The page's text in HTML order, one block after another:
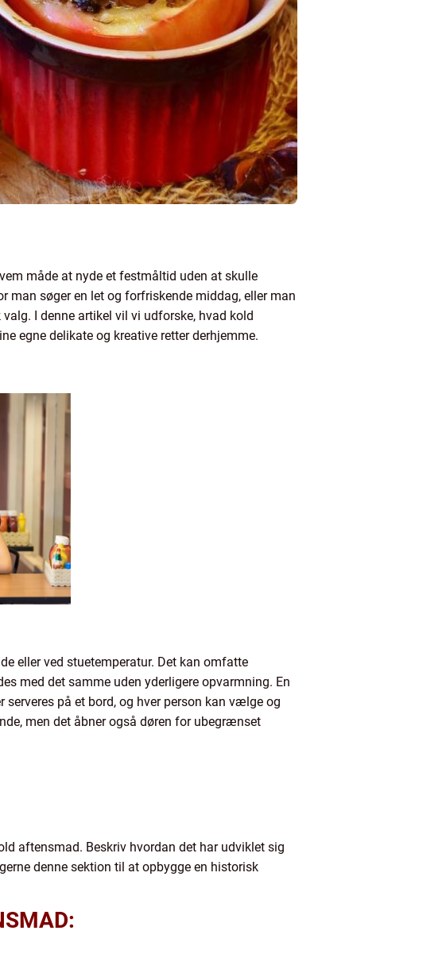
måde at nyde et festmåltid uden at skulle
man søger en let og forfriskende middag, eller man
I denne artikel vil vi udforske, hvad kold
egne delikate og kreative retter derhjemme.
eller ved stuetemperatur. Det kan omfatte
med det samme uden yderligere opvarmning. En
på et bord, og hver person kan vælge og
men det åbner også døren for ubegrænset
aftensmad. Beskriv hvordan det har udviklet sig
denne sektion til at opbygge en historisk